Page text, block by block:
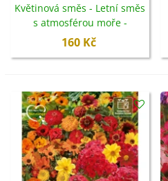
Květinová směs - Letní směs
s atmosférou moře -
semena Kiepenkerl - 1 ks
160 Kč